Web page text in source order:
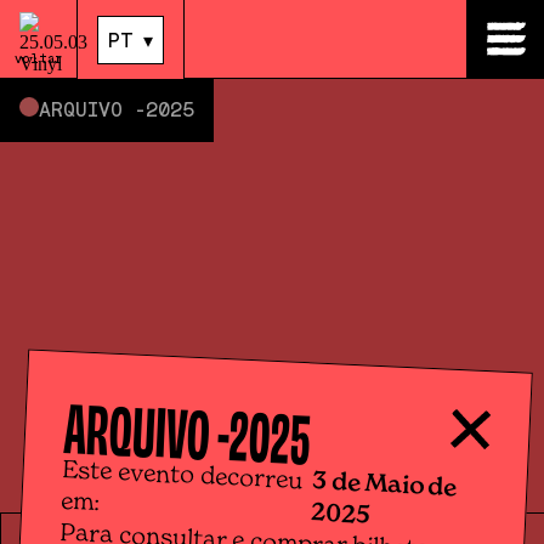
voltar
PT ▾
PT ▾
ARQUIVO -2025
ARQUIVO -2025
Este evento decorreu
em:
3 de Maio de
2025